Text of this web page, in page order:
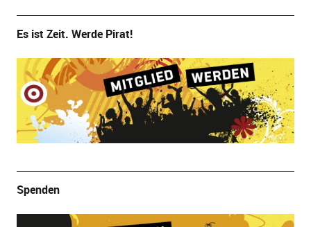
Es ist Zeit. Werde Pirat!
Spenden